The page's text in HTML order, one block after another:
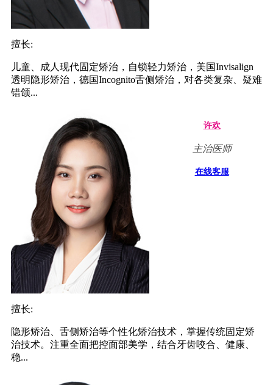
擅长:
儿童、成人现代固定矫治，自锁轻力矫治，美国Invisalign
透明隐形矫治，德国Incognito舌侧矫治，对各类复杂、疑难
错颌...
许欢
主治医师
在线客服
擅长:
隐形矫治、舌侧矫治等个性化矫治技术，掌握传统固定矫
治技术。注重全面把控面部美学，结合牙齿咬合、健康、
稳...